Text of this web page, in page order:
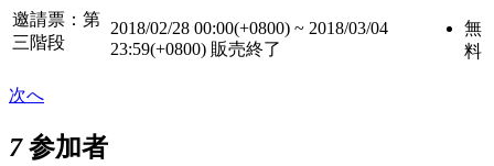
邀請票：第
三階段
2018/02/28 00:00(+0800) ~ 2018/03/04
23:59(+0800) 販売終了
無
料
次へ
7参加者